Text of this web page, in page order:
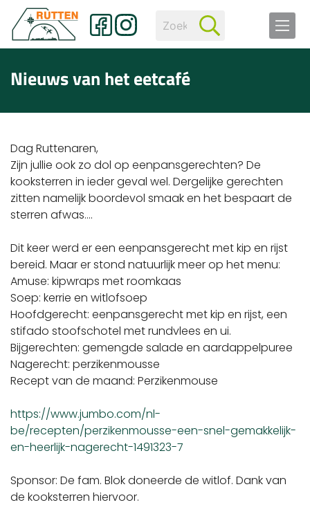
Nieuws van het eetcafé
Dag Ruttenaren,
Zijn jullie ook zo dol op eenpansgerechten? De
kooksterren in ieder geval wel. Dergelijke gerechten
zitten namelijk boordevol smaak en het bespaart de
sterren afwas….
Dit keer werd er een eenpansgerecht met kip en rijst
bereid. Maar er stond natuurlijk meer op het menu:
Amuse: kipwraps met roomkaas
Soep: kerrie en witlofsoep
Hoofdgerecht: eenpansgerecht met kip en rijst, een
stifado stoofschotel met rundvlees en ui.
Bijgerechten: gemengde salade en aardappelpuree
Nagerecht: perzikenmousse
Recept van de maand: Perzikenmouse
https://www.jumbo.com/nl-
be/recepten/perzikenmousse-een-snel-gemakkelijk-
en-heerlijk-nagerecht-1491323-7
Sponsor: De fam. Blok doneerde de witlof. Dank van
de kooksterren hiervoor.